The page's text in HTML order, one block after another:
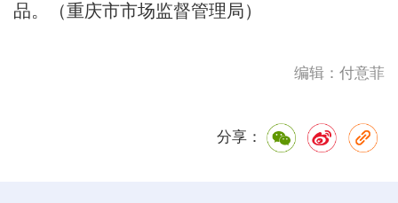
品。（重庆市市场监督管理局）
编辑：付意菲
分享：